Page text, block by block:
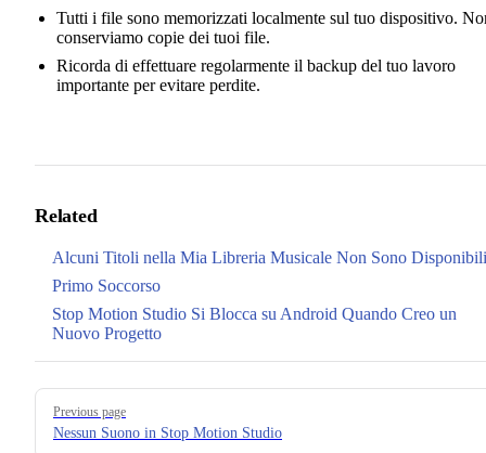
Tutti i file sono memorizzati localmente sul tuo dispositivo.
conserviamo copie dei tuoi file.
Ricorda di effettuare regolarmente il backup del tuo lavoro
importante per evitare perdite.
Related
Alcuni Titoli nella Mia Libreria Musicale Non Sono Disponibili
Primo Soccorso
Stop Motion Studio Si Blocca su Android Quando Creo un
Nuovo Progetto
Pager
Previous page
Nessun Suono in Stop Motion Studio